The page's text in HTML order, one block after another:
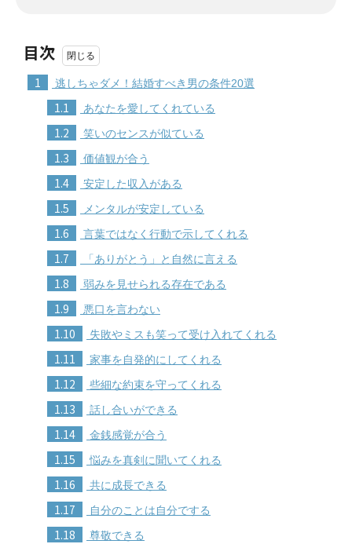
目次
1 逃しちゃダメ！結婚すべき男の条件20選
1.1 あなたを愛してくれている
1.2 笑いのセンスが似ている
1.3 価値観が合う
1.4 安定した収入がある
1.5 メンタルが安定している
1.6 言葉ではなく行動で示してくれる
1.7 「ありがとう」と自然に言える
1.8 弱みを見せられる存在である
1.9 悪口を言わない
1.10 失敗やミスも笑って受け入れてくれる
1.11 家事を自発的にしてくれる
1.12 些細な約束を守ってくれる
1.13 話し合いができる
1.14 金銭感覚が合う
1.15 悩みを真剣に聞いてくれる
1.16 共に成長できる
1.17 自分のことは自分でする
1.18 尊敬できる